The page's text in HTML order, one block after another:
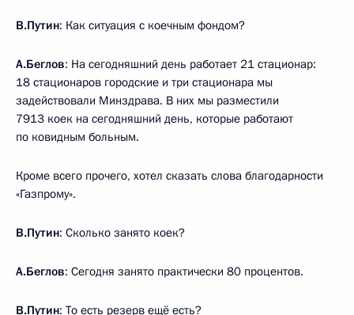
В.Путин: Как ситуация с коечным фондом?
А.Беглов: На сегодняшний день работает 21 стационар:
18 стационаров городские и три стационара мы
задействовали Минздрава. В них мы разместили
7913 коек на сегодняшний день, которые работают
по ковидным больным.
Кроме всего прочего, хотел сказать слова благодарности
«Газпрому».
В.Путин: Сколько занято коек?
А.Беглов: Сегодня занято практически 80 процентов.
В.Путин: То есть резерв ещё есть?